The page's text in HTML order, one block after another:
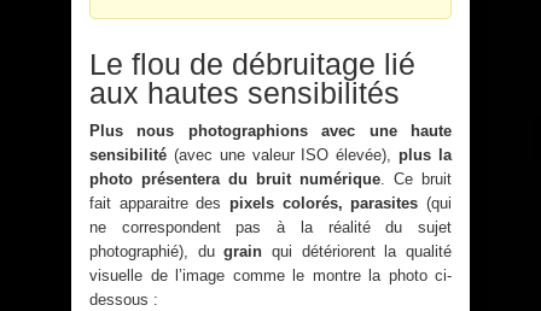
Le flou de débruitage lié
aux hautes sensibilités
Plus nous photographions avec une haute
sensibilité (avec une valeur ISO élevée),plus la
photo présentera du bruit numérique. Ce bruit
fait apparaitre des pixels colorés, parasites (qui
ne correspondent pas à la réalité du sujet
photographié), dugrain qui détériorent la qualité
visuelle de l’image comme le montre la photo ci-
dessous :